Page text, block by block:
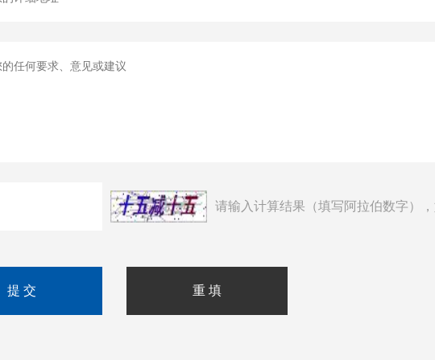
请输入计算结果（填写阿拉伯数字）